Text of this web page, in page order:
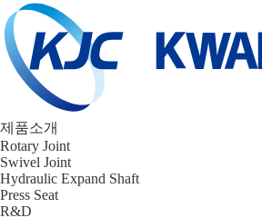
제품소개
Rotary Joint
Swivel Joint
Hydraulic Expand Shaft
Press Seat
R&D